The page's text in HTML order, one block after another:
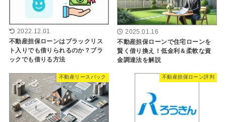
2022.12.01
不動産担保ローンはブラックリス
ト入りでも借りられるのか？ブラ
ックでも借りる方法
2025.01.16
不動産担保ローンで住宅ローンを
賢く借り換え！低金利＆柔軟な資
金調達法を解説
不動産リースバック 不動産担保ローン評判